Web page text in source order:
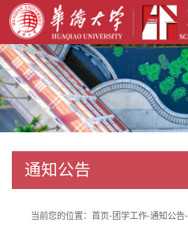
通知公告
当前您的位置： 首页- 团学工作-通知公告-